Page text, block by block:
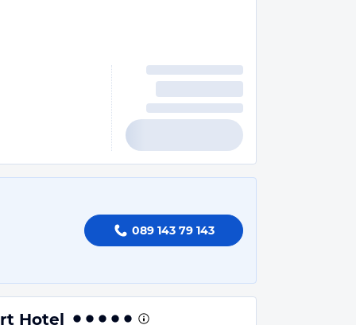
089 143 79 143
Hotel